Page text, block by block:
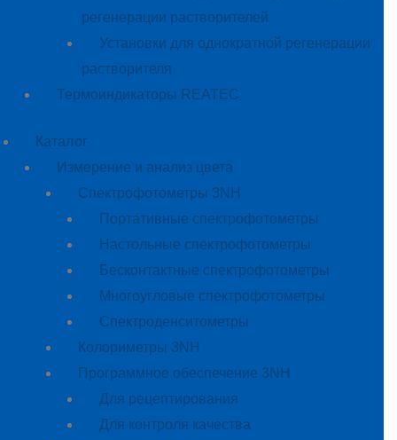
регенерации растворителей
Установки для однократной регенерации
растворителя
Термоиндикаторы REATEC
Каталог
Измерение и анализ цвета
Спектрофотометры 3NH
Портативные спектрофотометры
Настольные спектрофотометры
Бесконтактные спектрофотометры
Многоугловые спектрофотометры
Спектроденситометры
Колориметры 3NH
Программное обеспечение 3NH
Для рецептирования
Для контроля качества